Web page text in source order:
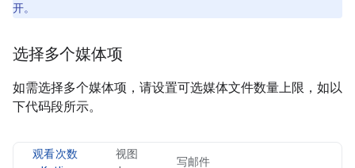
开。
选择多个媒体项
如需选择多个媒体项，请设置可选媒体文件数量上限，如以
下代码段所示。
观看次数 视图
写邮件